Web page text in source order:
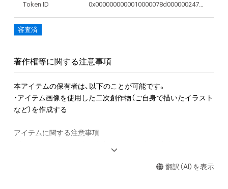
Token ID
0x0000000000010000078d0000002478ff
審査済
著作権等に関する注意事項
本アイテムの保有者は、以下のことが可能です。
・アイテム画像を使用した二次創作物（ご自身で描いたイラスト
など）を作成する
アイテムに関する注意事項
権(著作権、特許権、実用新案権、商標権、意匠権その他の知的財
翻訳（AI）を表示